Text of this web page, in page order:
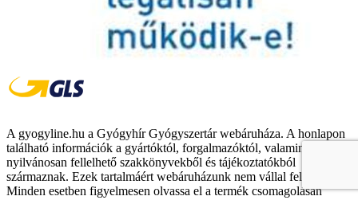
A gyogyline.hu a Gyógyhír Gyógyszertár webáruháza. A honlapon
található információk a gyártóktól, forgalmazóktól, valamint
nyilvánosan fellelhető szakkönyvekből és tájékoztatókból
származnak. Ezek tartalmáért webáruházunk nem vállal felelősséget.
Minden esetben figyelmesen olvassa el a termék csomagolásán